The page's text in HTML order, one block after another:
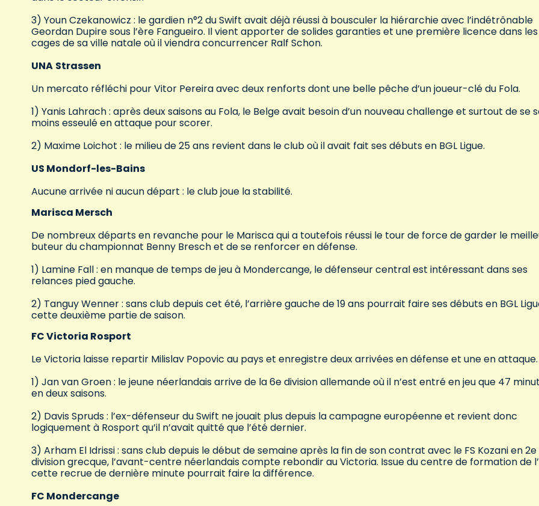
3) Youn Czekanowicz : le gardien n°2 du Swift avait déjà réussi à bousculer la hiérarchie avec l’indétrônable
Geordan Dupire sous l’ère Fangueiro. Il vient apporter de solides garanties et une première licence dans les
cages de sa ville natale où il viendra concurrencer Ralf Schon.
UNA Strassen
Un mercato réfléchi pour Vitor Pereira avec deux renforts dont une belle pêche d’un joueur-clé du Fola.
1) Yanis Lahrach : après deux saisons au Fola, le Belge avait besoin d’un nouveau challenge et surtout de se
moins esseulé en attaque pour scorer.
2) Maxime Loichot : le milieu de 25 ans revient dans le club où il avait fait ses débuts en BGL Ligue.
US Mondorf-les-Bains
Aucune arrivée ni aucun départ : le club joue la stabilité.
Marisca Mersch
De nombreux départs en revanche pour le Marisca qui a toutefois réussi le tour de force de garder le
buteur du championnat Benny Bresch et de se renforcer en défense.
1) Lamine Fall : en manque de temps de jeu à Mondercange, le défenseur central est intéressant dans ses
relances pied gauche.
2) Tanguy Wenner : sans club depuis cet été, l’arrière gauche de 19 ans pourrait faire ses débuts en BGL
cette deuxième partie de saison.
FC Victoria Rosport
Le Victoria laisse repartir Milislav Popovic au pays et enregistre deux arrivées en défense et une en attaque.
1) Jan van Groen : le jeune néerlandais arrive de la 6e division allemande où il n’est entré en jeu que 47
en deux saisons.
2) Davis Spruds : l’ex-défenseur du Swift ne jouait plus depuis la campagne européenne et revient donc
logiquement à Rosport qu’il n’avait quitté que l’été dernier.
3) Arham El Idrissi : sans club depuis le début de semaine après la fin de son contrat avec le FS Kozani en 2e
division grecque, l’avant-centre néerlandais compte rebondir au Victoria. Issue du centre de formation de
cette recrue de dernière minute pourrait faire la différence.
FC Mondercange